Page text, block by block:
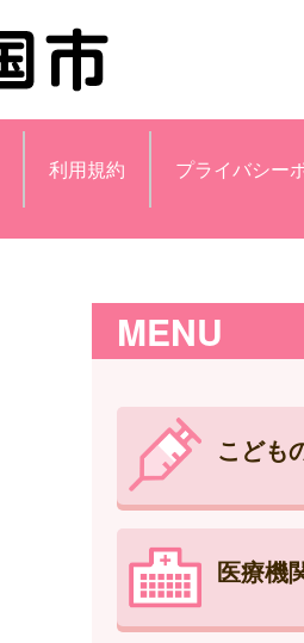
利用規約 プライバシー
MENU
こども
医療機